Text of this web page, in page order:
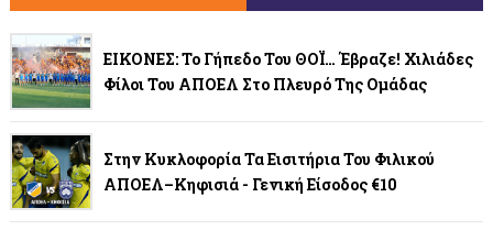
ΕΙΚΟΝΕΣ: Το Γήπεδο Του ΘΟΪ… Έβραζε! Χιλιάδες
Φίλοι Του ΑΠΟΕΛ Στο Πλευρό Της Ομάδας
Στην Κυκλοφορία Τα Εισιτήρια Του Φιλικού
ΑΠΟΕΛ–Κηφισιά - Γενική Είσοδος €10